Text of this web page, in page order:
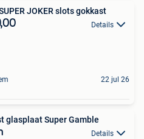
JOKER slots gokkast
Details
22 jul 26
glasplaat Super Gamble
Details